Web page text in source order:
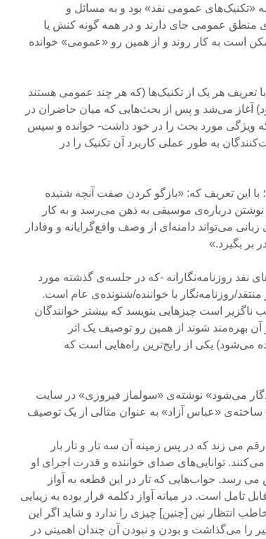
عمومی نقد» بود و به مسائل و
منطق عمومی جای دارند و در همه گونه کنش یا
است به کار روند و از همین رو «عمومی» خوانده
تعریف هر یک از تکنیک‌ها (که هر چند عمومی هستند
آغاز می‌شد و پس از بحث‌هایی که میان حاضران در
-که ویژگی مورد بحث را در خود داشت- خوانده و سپس
به طور عملی کاربرد آن تکنیک را در
با این تعریف که: «بازگو کردن صفت آنچه شنیده
درباره‌ی موسیقی به ذهن می‌رسد و به کار
می‌تواند دامنه‌ای از وصف واقع‌گرایانه و وفادار
بر بگیرد.»
نقد روزنامه‌نگارانه -که در جلسه‌ی گذشته مورد
روزنامه‌نگار با خواننده/شنونده‌ی عام است.
است چیزهایی بنویسد که بیشتر خوانندگان
بهره‌مند شوند از همین رو توصیف یک اثر
می‌شود) یکی از رایج‌ترین راه‌هایی است که
می‌شود» نوشته‌ی «سولماز فیروزی» در سایت
«عباس آزاد» به عنوان مثالی از یک توصیف
می زند که در پس زمینه آن سه تار و تار بار
توانایی‌های صدای خواننده و قدرت اجرای او
رسد. جواب‌هایی که تار در این قطعه به آواز
تامل است. در میانه آواز دکلمه قرار بوده به زیبایی
انتظار نین [چنین] چیزی را ندارد و شاید اگر این
را می‌گذاشت و بودن و نبودن آن چندان اهمیتی در